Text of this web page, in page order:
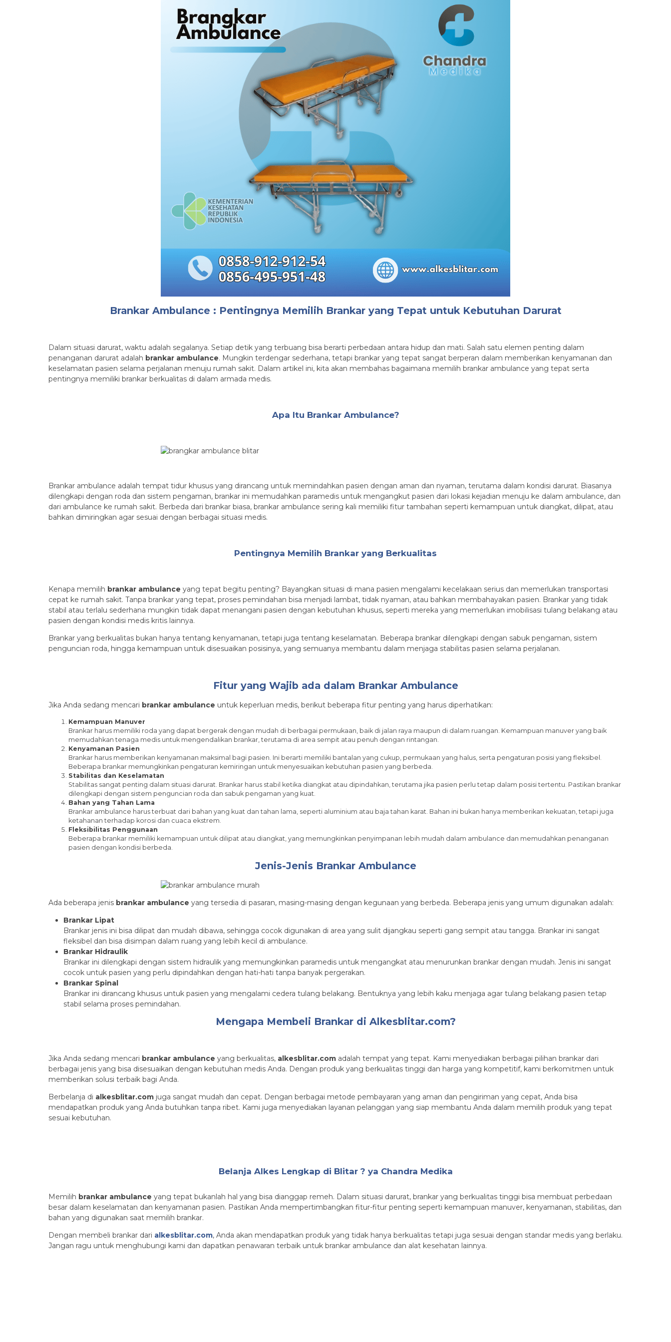
Brankar Ambulance : Pentingnya Memilih Brankar yang Tepat untuk Kebutuhan Darurat
Dalam situasi darurat, waktu adalah segalanya. Setiap detik yang terbuang bisa berarti perbedaan antara hidup dan mati. Salah satu elemen penting dalam
penanganan darurat adalah brankar ambulance. Mungkin terdengar sederhana, tetapi brankar yang tepat sangat berperan dalam memberikan kenyamanan dan
keselamatan pasien selama perjalanan menuju rumah sakit. Dalam artikel ini, kita akan membahas bagaimana memilih brankar ambulance yang tepat serta
pentingnya memiliki brankar berkualitas di dalam armada medis.
Apa Itu Brankar Ambulance?
Brankar ambulance adalah tempat tidur khusus yang dirancang untuk memindahkan pasien dengan aman dan nyaman, terutama dalam kondisi darurat. Biasanya
dilengkapi dengan roda dan sistem pengaman, brankar ini memudahkan paramedis untuk mengangkut pasien dari lokasi kejadian menuju ke dalam ambulance, dan
dari ambulance ke rumah sakit. Berbeda dari brankar biasa, brankar ambulance sering kali memiliki fitur tambahan seperti kemampuan untuk diangkat, dilipat, atau
bahkan dimiringkan agar sesuai dengan berbagai situasi medis.
Pentingnya Memilih Brankar yang Berkualitas
Kenapa memilih brankar ambulance yang tepat begitu penting? Bayangkan situasi di mana pasien mengalami kecelakaan serius dan memerlukan transportasi
cepat ke rumah sakit. Tanpa brankar yang tepat, proses pemindahan bisa menjadi lambat, tidak nyaman, atau bahkan membahayakan pasien. Brankar yang tidak
stabil atau terlalu sederhana mungkin tidak dapat menangani pasien dengan kebutuhan khusus, seperti mereka yang memerlukan imobilisasi tulang belakang atau
pasien dengan kondisi medis kritis lainnya.
Brankar yang berkualitas bukan hanya tentang kenyamanan, tetapi juga tentang keselamatan. Beberapa brankar dilengkapi dengan sabuk pengaman, sistem
penguncian roda, hingga kemampuan untuk disesuaikan posisinya, yang semuanya membantu dalam menjaga stabilitas pasien selama perjalanan.
Fitur yang Wajib ada dalam Brankar Ambulance
Jika Anda sedang mencari brankar ambulance untuk keperluan medis, berikut beberapa fitur penting yang harus diperhatikan:
Kemampuan Manuver
Brankar harus memiliki roda yang dapat bergerak dengan mudah di berbagai permukaan, baik di jalan raya maupun di dalam ruangan. Kemampuan manuver yang baik
memudahkan tenaga medis untuk mengendalikan brankar, terutama di area sempit atau penuh dengan rintangan.
Kenyamanan Pasien
Brankar harus memberikan kenyamanan maksimal bagi pasien. Ini berarti memiliki bantalan yang cukup, permukaan yang halus, serta pengaturan posisi yang fleksibel.
Beberapa brankar memungkinkan pengaturan kemiringan untuk menyesuaikan kebutuhan pasien yang berbeda.
Stabilitas dan Keselamatan
Stabilitas sangat penting dalam situasi darurat. Brankar harus stabil ketika diangkat atau dipindahkan, terutama jika pasien perlu tetap dalam posisi tertentu. Pastikan brankar
dilengkapi dengan sistem penguncian roda dan sabuk pengaman yang kuat.
Bahan yang Tahan Lama
Brankar ambulance harus terbuat dari bahan yang kuat dan tahan lama, seperti aluminium atau baja tahan karat. Bahan ini bukan hanya memberikan kekuatan, tetapi juga
ketahanan terhadap korosi dan cuaca ekstrem.
Fleksibilitas Penggunaan
Beberapa brankar memiliki kemampuan untuk dilipat atau diangkat, yang memungkinkan penyimpanan lebih mudah dalam ambulance dan memudahkan penanganan
pasien dengan kondisi berbeda.
Jenis-Jenis Brankar Ambulance
Ada beberapa jenis brankar ambulance yang tersedia di pasaran, masing-masing dengan kegunaan yang berbeda. Beberapa jenis yang umum digunakan adalah:
Brankar Lipat
Brankar jenis ini bisa dilipat dan mudah dibawa, sehingga cocok digunakan di area yang sulit dijangkau seperti gang sempit atau tangga. Brankar ini sangat
fleksibel dan bisa disimpan dalam ruang yang lebih kecil di ambulance.
Brankar Hidraulik
Brankar ini dilengkapi dengan sistem hidraulik yang memungkinkan paramedis untuk mengangkat atau menurunkan brankar dengan mudah. Jenis ini sangat
cocok untuk pasien yang perlu dipindahkan dengan hati-hati tanpa banyak pergerakan.
Brankar Spinal
Brankar ini dirancang khusus untuk pasien yang mengalami cedera tulang belakang. Bentuknya yang lebih kaku menjaga agar tulang belakang pasien tetap
stabil selama proses pemindahan.
Mengapa Membeli Brankar di Alkesblitar.com?
Jika Anda sedang mencari brankar ambulance yang berkualitas, alkesblitar.com adalah tempat yang tepat. Kami menyediakan berbagai pilihan brankar dari
berbagai jenis yang bisa disesuaikan dengan kebutuhan medis Anda. Dengan produk yang berkualitas tinggi dan harga yang kompetitif, kami berkomitmen untuk
memberikan solusi terbaik bagi Anda.
Berbelanja di alkesblitar.com juga sangat mudah dan cepat. Dengan berbagai metode pembayaran yang aman dan pengiriman yang cepat, Anda bisa
mendapatkan produk yang Anda butuhkan tanpa ribet. Kami juga menyediakan layanan pelanggan yang siap membantu Anda dalam memilih produk yang tepat
sesuai kebutuhan.
Belanja Alkes Lengkap di Blitar ? ya Chandra Medika
Memilih brankar ambulance yang tepat bukanlah hal yang bisa dianggap remeh. Dalam situasi darurat, brankar yang berkualitas tinggi bisa membuat perbedaan
besar dalam keselamatan dan kenyamanan pasien. Pastikan Anda mempertimbangkan fitur-fitur penting seperti kemampuan manuver, kenyamanan, stabilitas, dan
bahan yang digunakan saat memilih brankar.
Dengan membeli brankar dari alkesblitar.com, Anda akan mendapatkan produk yang tidak hanya berkualitas tetapi juga sesuai dengan standar medis yang berlaku.
Jangan ragu untuk menghubungi kami dan dapatkan penawaran terbaik untuk brankar ambulance dan alat kesehatan lainnya.